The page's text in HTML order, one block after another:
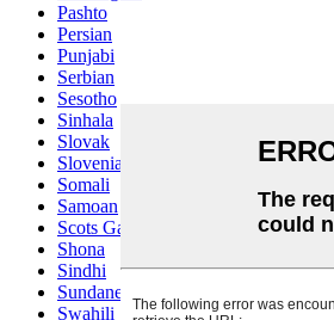
Pashto
Persian
Punjabi
Serbian
Sesotho
Sinhala
Slovak
Slovenian
Somali
Samoan
Scots Gaelic
Shona
Sindhi
Sundanese
Swahili